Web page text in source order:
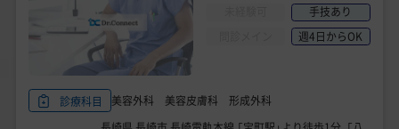
手技あり
週4日からOK
診療科目
美容外科 美容皮膚科 形成外科